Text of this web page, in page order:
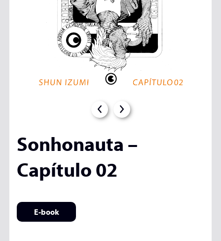
Sonhonauta –
Capítulo 02
E-book